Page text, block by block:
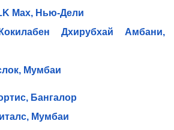
Max, Нью-Дели
Дхирубхай Амбани,
Мумбаи
Бангалор
Мумбаи